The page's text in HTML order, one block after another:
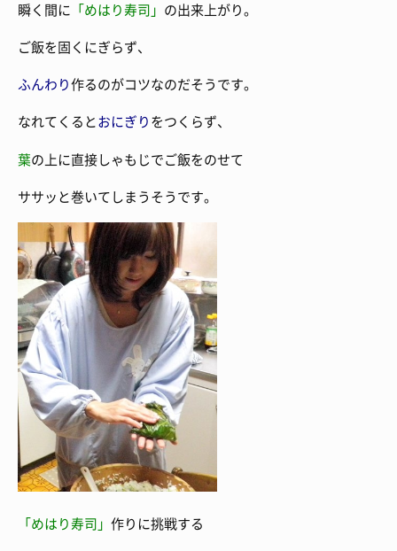
瞬く間に 「めはり寿司」 の出来上がり。
ご飯を固くにぎらず、
ふんわり作るのがコツなのだそうです。
なれてくるとおにぎり をつくらず、
葉の上に直接しゃもじでご飯をのせて
ササッと巻いてしまうそうです。
「めはり寿司」 作りに挑戦する